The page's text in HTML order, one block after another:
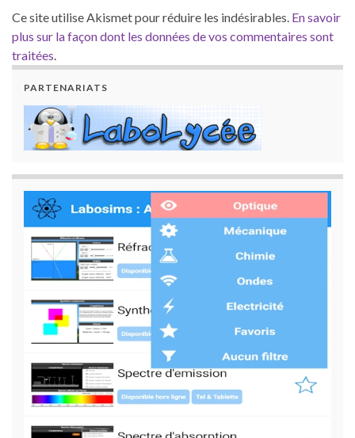
Ce site utilise Akismet pour réduire les indésirables. En savoir
plus sur la façon dont les données de vos commentaires sont
traitées.
PARTENARIATS